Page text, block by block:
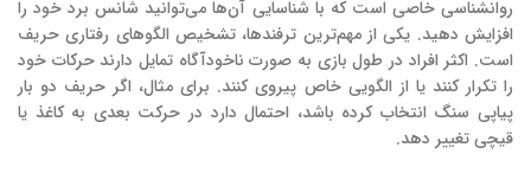
روانشناسی خاصی است که با شناسایی آن‌ها می‌توانید شانس برد خود را
افزایش دهید. یکی از مهم‌ترین ترفندها، تشخیص الگوهای رفتاری حریف
است. اکثر افراد در طول بازی به صورت ناخودآگاه تمایل دارند حرکات خود
را تکرار کنند یا از الگویی خاص پیروی کنند. برای مثال، اگر حریف دو بار
پیاپی سنگ انتخاب کرده باشد، احتمال دارد در حرکت بعدی به کاغذ یا
قیچی تغییر دهد.